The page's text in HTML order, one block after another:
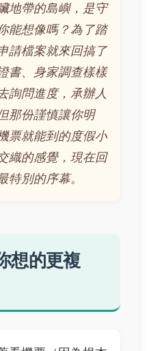
地帶的島嶼，是守
能想像嗎？為了踏
請檔案就來回搞了
書、身家調查樣樣
詢問進度，承辦人
那份謹慎讓你明
票就能到的度假小
織的感覺，現在回
特別的序幕。
想的更複